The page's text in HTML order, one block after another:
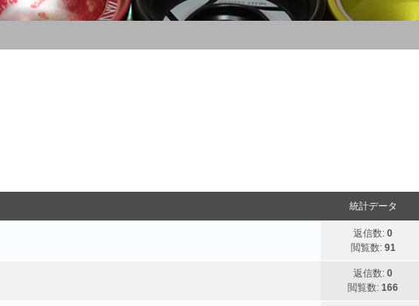
統計データ
返信数:0
閲覧数: 91
返信数:0
閲覧数:166